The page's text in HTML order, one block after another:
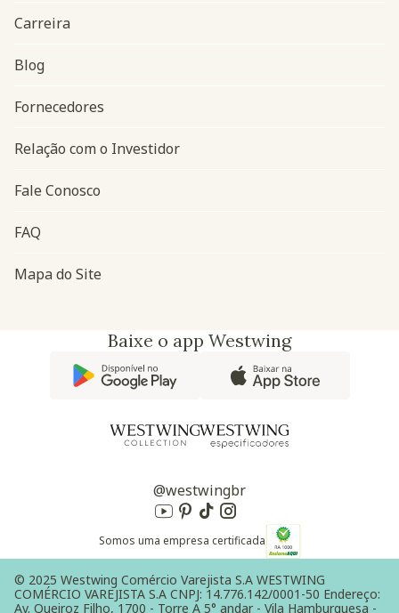
Navegação do rodapé
Carreira
Blog
Fornecedores
Relação com o Investidor
Fale Conosco
FAQ
Mapa do Site
Baixe o app Westwing
@westwingbr
Somos uma empresa certificada
© 2025 Westwing Comércio Varejista S.A WESTWING
COMÉRCIO VAREJISTA S.A CNPJ: 14.776.142/0001-50 Endereço:
Av. Queiroz Filho, 1700 - Torre A 5° andar - Vila Hamburguesa -